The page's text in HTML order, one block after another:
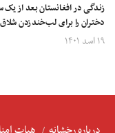
زندگی در افغانستان بعد از یک
دختران را برای لب‌خندزدن
۱۹ اسد ۱۴۰۱